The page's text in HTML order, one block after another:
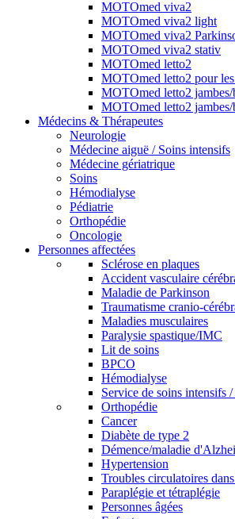
MOTOmed viva2
MOTOmed viva2 light
MOTOmed viva2
MOTOmed viva2 stativ
MOTOmed letto2
MOTOmed letto2 pour
MOTOmed letto2 jambes/
MOTOmed letto2 jambes/
Médecins & Thérapeutes
Neurologie
Médecine aiguë / Soins intensifs
Médecine gériatrique
Soins
Hémodialyse
Pédiatrie
Orthopédie
Oncologie
Personnes affectées
Sclérose en plaques
Accident vasculaire
Maladie de Parkinson
Traumatisme cranio-
Maladies musculaires
Paralysie spastique/IMC
Lit de soins
BPCO
Hémodialyse
Service de soins intensifs
Orthopédie
Cancer
Diabète de type 2
Démence/maladie
Hypertension
Troubles circulatoires
Paraplégie et tétraplégie
Personnes âgées